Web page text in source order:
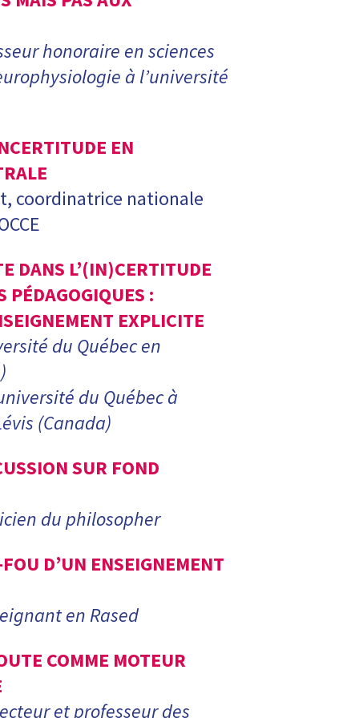
honoraire en sciences
à l’université
EN
coordinatrice nationale
DANS L’(IN)CERTITUDE
PÉDAGOGIQUES :
EXPLICITE
du Québec en
du Québec à
(Canada)
SUR FOND
du philosopher
D’UN ENSEIGNEMENT
en Rased
COMME MOTEUR
et professeur des